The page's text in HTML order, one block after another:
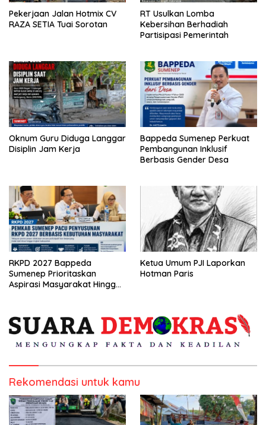
Pekerjaan Jalan Hotmix CV
RAZA SETIA Tuai Sorotan
RT Usulkan Lomba
Kebersihan Berhadiah
Partisipasi Pemerintah
Oknum Guru Diduga Langgar
Disiplin Jam Kerja
Bappeda Sumenep Perkuat
Pembangunan Inklusif
Berbasis Gender Desa
RKPD 2027 Bappeda
Sumenep Prioritaskan
Aspirasi Masyarakat Hingga
Ketua Umum PJI Laporkan
Hotman Paris
Rekomendasi untuk kamu